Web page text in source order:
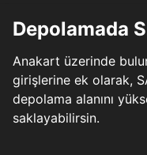
Depolamada
Anakart üzerinde
girişlerine ek olarak,
depolama alanını
saklayabilirsin.